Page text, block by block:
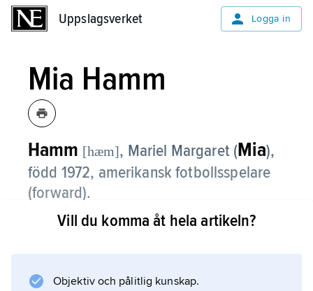
Uppslagsverket Logga in
Mia Hamm
Hamm [hæm], Mariel Margaret (Mia),
född 1972, amerikansk fotbollsspelare
(forward).
Mia Hamm var damfotbollens första
OS-guld 1996 och 2004 och VM-guld 1991
Vill du komma åt hela artikeln?
Objektiv och pålitlig kunskap.